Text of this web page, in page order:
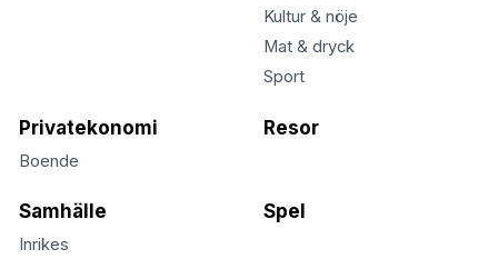
Kultur & nöje
Mat & dryck
Sport
Privatekonomi
Boende
Resor
Samhälle
Inrikes
Spel